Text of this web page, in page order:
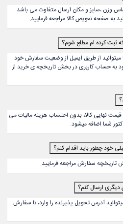
وزن ،سایز و مکان ارسال متفاوت می باشد
به صفحه تعویض کالا مراجعه فرمایید.
ثبت کرده ام مطلع شوم؟
از طریق ایمیل از وضعیت سفارش خود
به حساب کاربری در بخش تاریخچه ی خرید از
نهایی کالا، بدون احتساب هزینه مالیات می
شما اضافه میشود.
خود چطور باید اقدام کنم؟
سفارش مراجعه فرمایید.
ارسال کنم؟
آدرس تحویل پذیرنده را وارد، تا سفارش